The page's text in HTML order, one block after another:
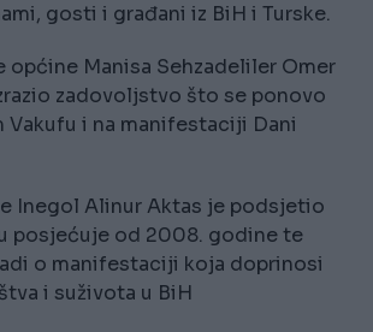
gosti i građani iz BiH i Turske.
općine Manisa Sehzadeliler Omer
zadovoljstvo što se ponovo
Vakufu i na manifestaciji Dani
Inegol Alinur Aktas je podsjetio
posjećuje od 2008. godine te
o manifestaciji koja doprinosi
i suživota u BiH